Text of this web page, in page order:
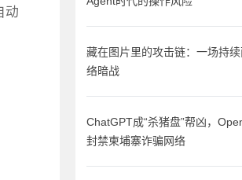
动
藏在图片里的攻击链：一场持
络暗战
ChatGPT成“杀猪盘”帮凶，
封禁柬埔寨诈骗网络